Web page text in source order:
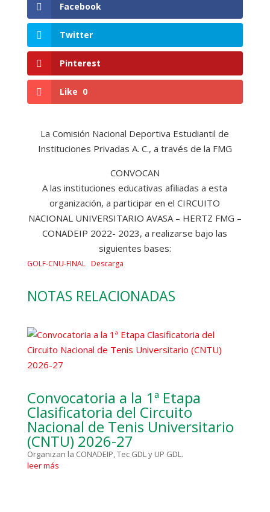
Facebook
Twitter
Pinterest
Like 0
La Comisión Nacional Deportiva Estudiantil de
Instituciones Privadas A. C., a través de la FMG
CONVOCAN
A las instituciones educativas afiliadas a esta
organización, a participar en el CIRCUITO
NACIONAL UNIVERSITARIO AVASA – HERTZ FMG –
CONADEIP 2022- 2023, a realizarse bajo las
siguientes bases:
GOLF-CNU-FINAL Descarga
NOTAS RELACIONADAS
Convocatoria a la 1ª Etapa
Clasificatoria del Circuito
Nacional de Tenis Universitario
(CNTU) 2026-27
Organizan la CONADEIP, Tec GDL y UP GDL.
leer más